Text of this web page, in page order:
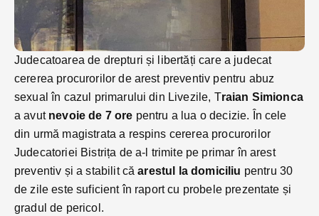
Judecatoarea de drepturi și libertăți care a judecat
cererea procurorilor de arest preventiv pentru abuz
sexual în cazul primarului din Livezile, Traian Simionca
a avut nevoie de 7 ore pentru a lua o decizie. În cele
din urmă magistrata a respins cererea procurorilor
Judecatoriei Bistrița de a-l trimite pe primar în arest
preventiv și a stabilit căarestul la domiciliu pentru 30
de zile este suficient în raport cu probele prezentate și
gradul de pericol.